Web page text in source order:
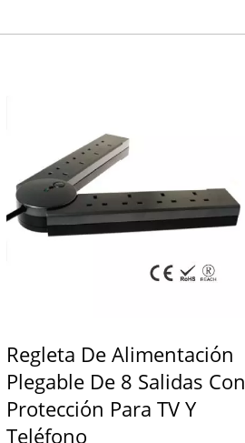
Regleta De Alimentación
Plegable De 8 Salidas Con
Protección Para TV Y
Teléfono